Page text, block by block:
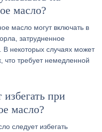
масло?
масло могут включать в
затрудненное
некоторых случаях может
что требует немедленной
при
масло?
следует избегать